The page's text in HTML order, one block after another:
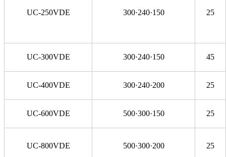
UC-250VDE 300·240·150 25
UC-300VDE 300·240·150 45
UC-400VDE 300·240·200 25
UC-600VDE 500·300·150 25
UC-800VDE 500·300·200 25